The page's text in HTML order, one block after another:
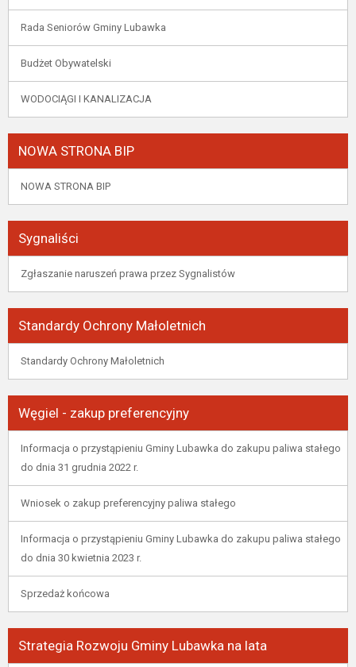
Rada Seniorów Gminy Lubawka
Budżet Obywatelski
WODOCIĄGI I KANALIZACJA
NOWA STRONA BIP
NOWA STRONA BIP
Sygnaliści
Zgłaszanie naruszeń prawa przez Sygnalistów
Standardy Ochrony Małoletnich
Standardy Ochrony Małoletnich
Węgiel - zakup preferencyjny
Informacja o przystąpieniu Gminy Lubawka do zakupu paliwa stałego
do dnia 31 grudnia 2022 r.
Wniosek o zakup preferencyjny paliwa stałego
Informacja o przystąpieniu Gminy Lubawka do zakupu paliwa stałego
do dnia 30 kwietnia 2023 r.
Sprzedaż końcowa
Strategia Rozwoju Gminy Lubawka na lata